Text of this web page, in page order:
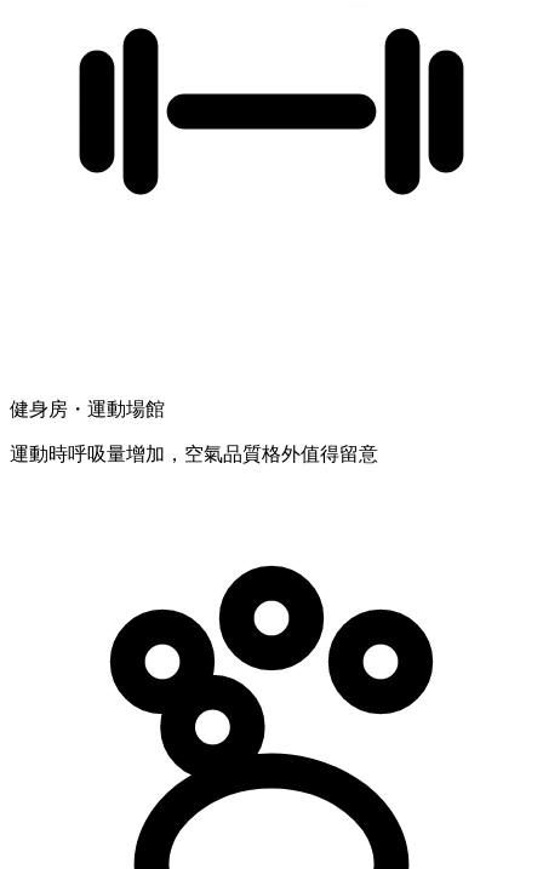
健身房・運動場館
運動時呼吸量增加，空氣品質格外值得留意